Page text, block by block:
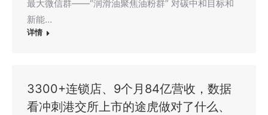
最大微信群——“润滑油聚焦油粉群” 对碳中和目标和
新能…
详情
3300+连锁店、9个月84亿营收，数据
看冲刺港交所上市的途虎做对了什么、